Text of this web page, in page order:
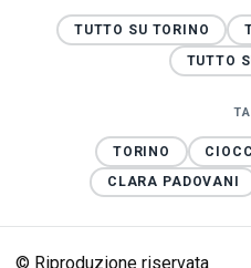
TUTTO SU TORINO
TUTTO
TORINO
CLARA PADOVANI
© Riproduzione riservata